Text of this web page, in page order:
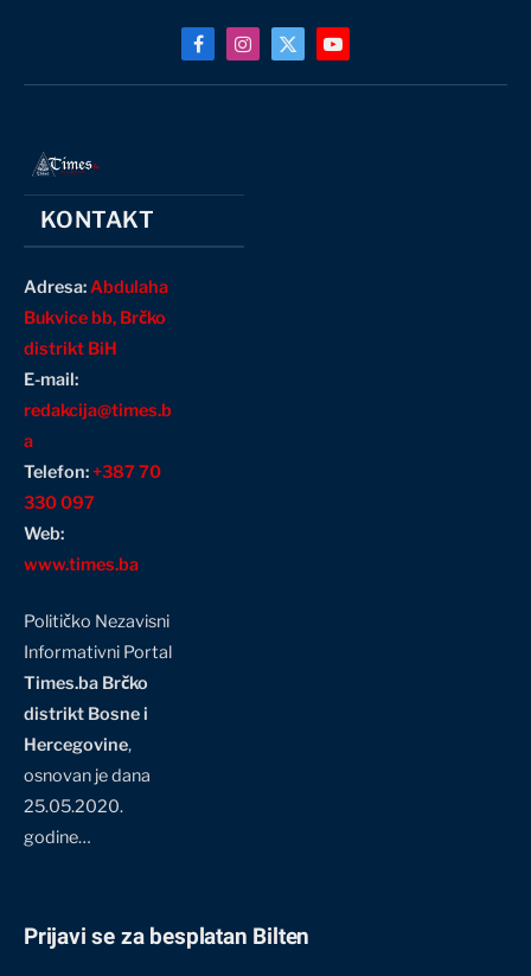
FacebookInstagram
X
(Twitter)
YouTube
KONTAKT
Adresa:Abdulaha
Bukvice bb, Brčko
distrikt BiH
E-mail:
redakcija@times.b
a
Telefon:+387 70
330 097
Web:
www.times.ba
Političko Nezavisni
Informativni Portal
Times.ba Brčko
distrikt Bosne i
Hercegovine,
osnovan je dana
25.05.2020.
godine…
Prijavi se za besplatan Bilten